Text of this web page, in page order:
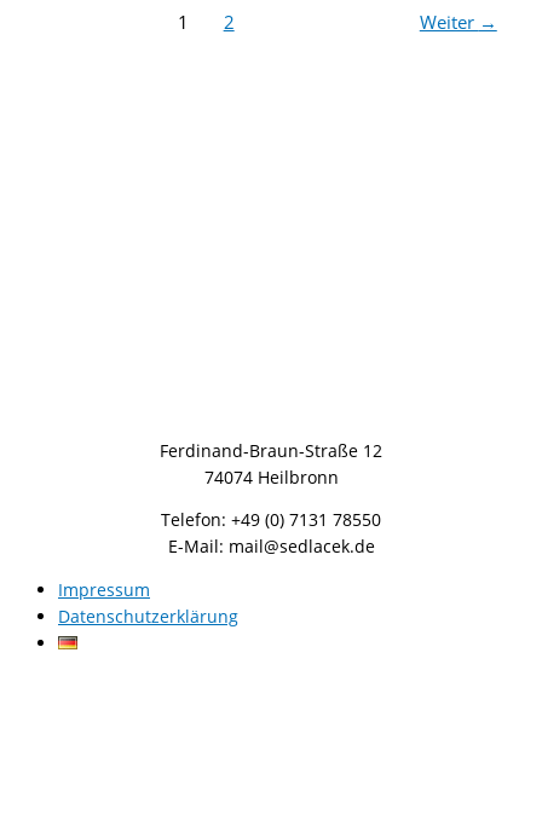
1 2 Weiter →
Ferdinand-Braun-Straße 12
74074 Heilbronn
Telefon: +49 (0) 7131 78550
E-Mail: mail@sedlacek.de
Impressum
Datenschutzerklärung